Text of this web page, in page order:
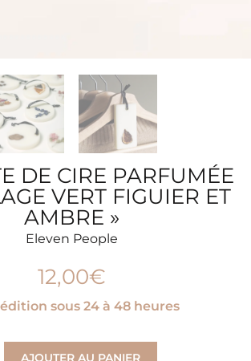
DE CIRE PARFUMÉE
VERT FIGUIER ET
AMBRE »
Eleven People
12,00€
sous 24 à 48 heures
AJOUTER AU PANIER